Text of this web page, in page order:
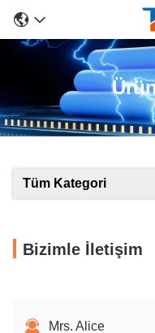
Tüm Kategori
Bizimle İletişim
Mrs. Alice